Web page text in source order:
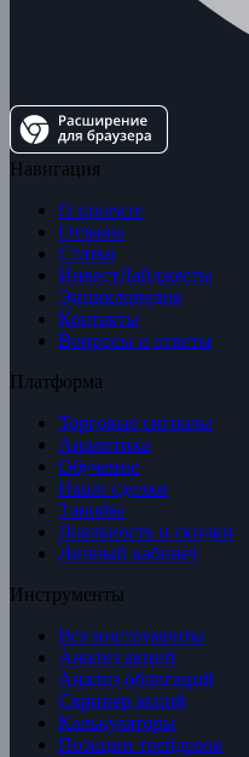
Навигация
О проекте
Отзывы
Статьи
ИнвестДайджесты
Энциклопедия
Контакты
Вопросы и ответы
Платформа
Торговые сигналы
Аналитика
Обучение
Наши сделки
Тарифы
Лояльность и скидки
Личный кабинет
Инструменты
Все инструменты
Анализ акций
Анализ облигаций
Скринер акций
Калькуляторы
Позиции трейдеров